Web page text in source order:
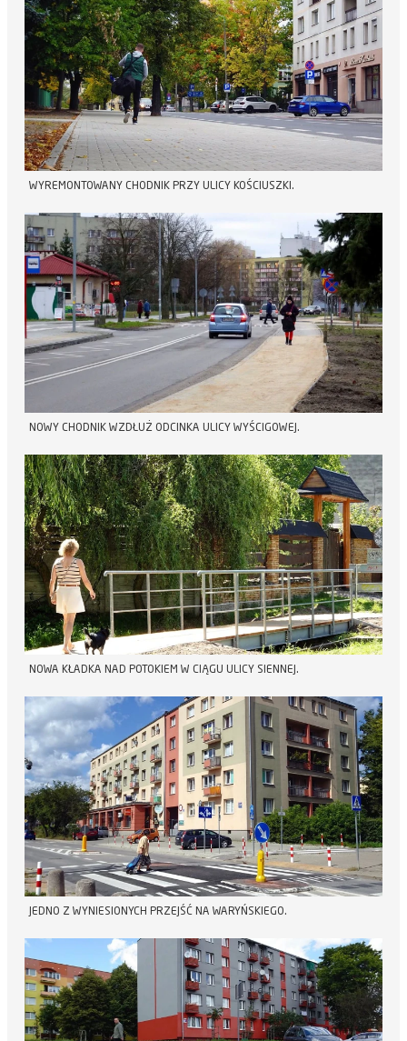
WYREMONTOWANY CHODNIK PRZY ULICY KOŚCIUSZKI.
NOWY CHODNIK WZDŁUŻ ODCINKA ULICY WYŚCIGOWEJ.
NOWA KŁADKA NAD POTOKIEM W CIĄGU ULICY SIENNEJ.
JEDNO Z WYNIESIONYCH PRZEJŚĆ NA WARYŃSKIEGO.